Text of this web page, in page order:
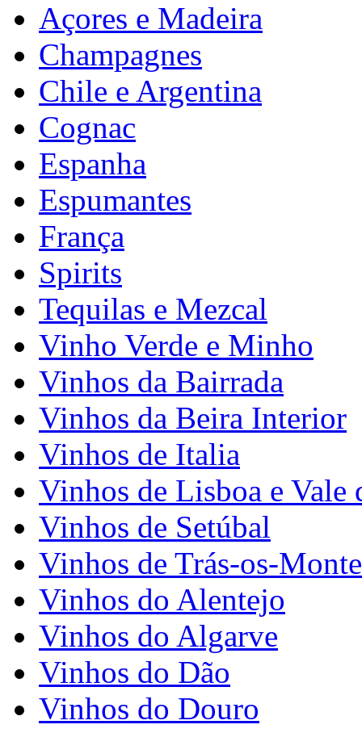
Açores e Madeira
Champagnes
Chile e Argentina
Cognac
Espanha
Espumantes
França
Spirits
Tequilas e Mezcal
Vinho Verde e Minho
Vinhos da Bairrada
Vinhos da Beira Interior
Vinhos de Italia
Vinhos de Lisboa e Vale
Vinhos de Setúbal
Vinhos de Trás-os-
Vinhos do Alentejo
Vinhos do Algarve
Vinhos do Dão
Vinhos do Douro